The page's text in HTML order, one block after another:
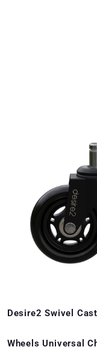
Desire2 Swivel
Wheels Universal